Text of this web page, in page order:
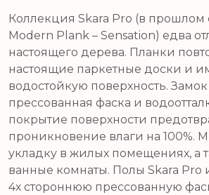
Коллекция Skara Pro (в прошлом
Modern Plank – Sensation) едва
настоящего дерева. Планки
настоящие паркетные доски и
водостойкую поверхность.
прессованная фаска и
покрытие поверхности
проникновение влаги на 100%.
укладку в жилых помещениях, а
ванные комнаты. Полы Skara Pro
4х стороннюю прессованную